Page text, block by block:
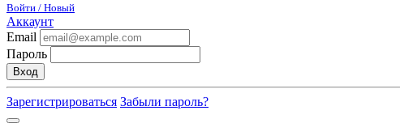
Войти / Новый
Аккаунт
Email
Пароль
Вход
Зарегистрироваться Забыли пароль?